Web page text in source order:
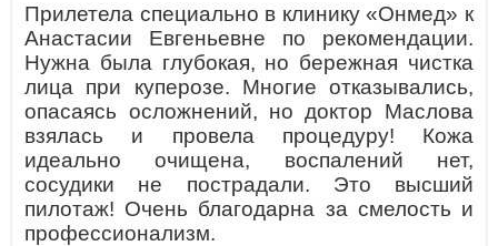
Прилетела специально в клинику «Онмед» к
Анастасии Евгеньевне по рекомендации.
Нужна была глубокая, но бережная чистка
лица при куперозе. Многие отказывались,
опасаясь осложнений, но доктор Маслова
взялась и провела процедуру! Кожа
идеально очищена, воспалений нет,
сосудики не пострадали. Это высший
пилотаж! Очень благодарна за смелость и
профессионализм.